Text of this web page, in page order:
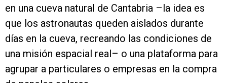
en una cueva natural de Cantabria –la idea es
que los astronautas queden aislados durante
días en la cueva, recreando las condiciones de
una misión espacial real– o una plataforma para
agrupar a particulares o empresas en la compra